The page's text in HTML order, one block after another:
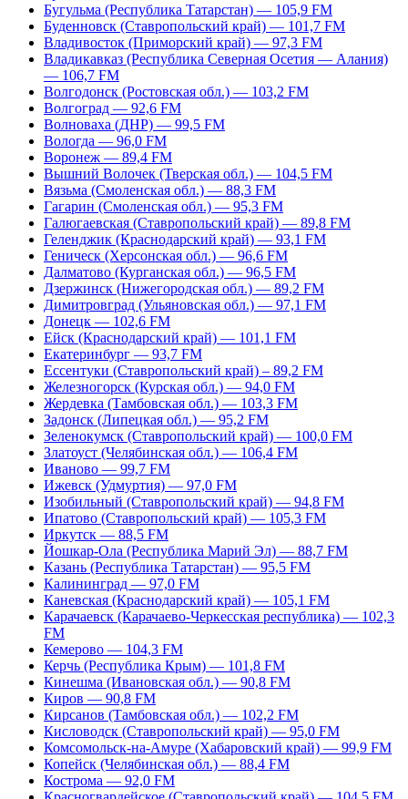
Бугульма (Республика Татарстан) — 105,9 FM
Буденновск (Ставропольский край) — 101,7 FM
Владивосток (Приморский край) — 97,3 FM
Владикавказ (Республика Северная Осетия — Алания)
— 106,7 FM
Волгодонск (Ростовская обл.) — 103,2 FM
Волгоград — 92,6 FM
Волноваха (ДНР) — 99,5 FM
Вологда — 96,0 FM
Воронеж — 89,4 FM
Вышний Волочек (Тверская обл.) — 104,5 FM
Вязьма (Смоленская обл.) — 88,3 FM
Гагарин (Смоленская обл.) — 95,3 FM
Галюгаевская (Ставропольский край) — 89,8 FM
Геленджик (Краснодарский край) — 93,1 FM
Геническ (Херсонская обл.) — 96,6 FM
Далматово (Курганская обл.) — 96,5 FM
Дзержинск (Нижегородская обл.) — 89,2 FM
Димитровград (Ульяновская обл.) — 97,1 FM
Донецк — 102,6 FM
Ейск (Краснодарский край) — 101,1 FM
Екатеринбург — 93,7 FM
Ессентуки (Ставропольский край) – 89,2 FM
Железногорск (Курская обл.) — 94,0 FM
Жердевка (Тамбовская обл.) — 103,3 FM
Задонск (Липецкая обл.) — 95,2 FM
Зеленокумск (Ставропольский край) — 100,0 FM
Златоуст (Челябинская обл.) — 106,4 FM
Иваново — 99,7 FM
Ижевск (Удмуртия) — 97,0 FM
Изобильный (Ставропольский край) — 94,8 FM
Ипатово (Ставропольский край) — 105,3 FM
Иркутск — 88,5 FM
Йошкар-Ола (Республика Марий Эл) — 88,7 FM
Казань (Республика Татарстан) — 95,5 FM
Калининград — 97,0 FM
Каневская (Краснодарский край) — 105,1 FM
Карачаевск (Карачаево-Черкесская республика) — 102,3
FM
Кемерово — 104,3 FM
Керчь (Республика Крым) — 101,8 FM
Кинешма (Ивановская обл.) — 90,8 FM
Киров — 90,8 FM
Кирсанов (Тамбовская обл.) — 102,2 FM
Кисловодск (Ставропольский край) — 95,0 FM
Комсомольск-на-Амуре (Хабаровский край) — 99,9 FM
Копейск (Челябинская обл.) — 88,4 FM
Кострома — 92,0 FM